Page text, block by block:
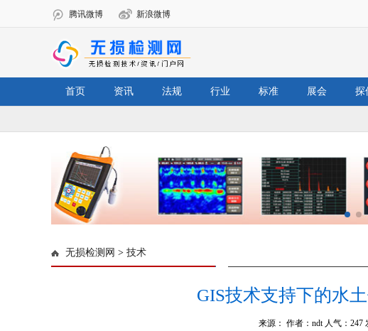
腾讯微博 新浪微博
首页 资讯 法规 行业 标准 展会 探
无损检测网 > 技术
GIS技术支持下的水
来源： 作者：ndt 人气： 247